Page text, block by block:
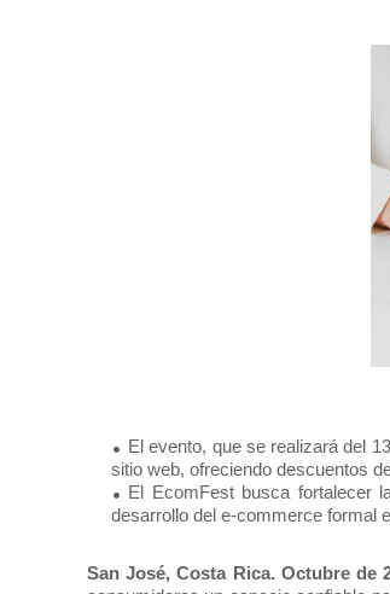
El evento, que se realizará del
sitio web, ofreciendo descuentos
El EcomFest busca fortalecer
desarrollo del e-commerce formal
San José, Costa Rica. Octubre de